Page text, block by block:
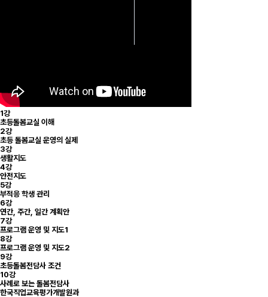
1강
초등돌봄교실 이해
2강
초등 돌봄교실 운영의 실제
3강
생활지도
4강
안전지도
5강
부적응 학생 관리
6강
연간, 주간, 일간 계획안
7강
프로그램 운영 및 지도1
8강
프로그램 운영 및 지도2
9강
초등돌봄전담사 조건
10강
사례로 보는 돌봄전담사
한국직업교육평가개발원과